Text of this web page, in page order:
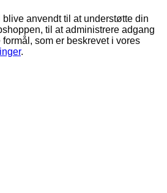
anvendt til at understøtte din
til at administrere adgang
som er beskrevet i vores
.